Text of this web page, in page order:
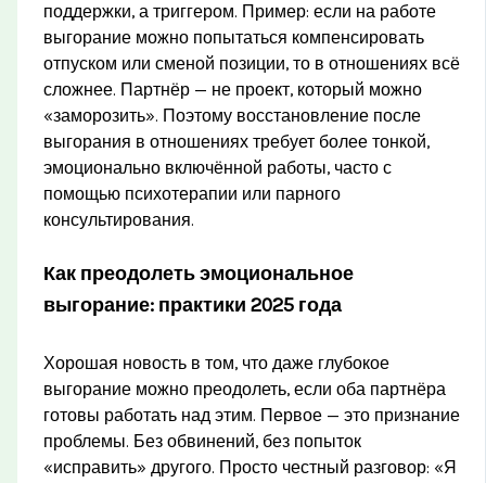
поддержки, а триггером. Пример: если на работе
выгорание можно попытаться компенсировать
отпуском или сменой позиции, то в отношениях всё
сложнее. Партнёр — не проект, который можно
«заморозить». Поэтому восстановление после
выгорания в отношениях требует более тонкой,
эмоционально включённой работы, часто с
помощью психотерапии или парного
консультирования.
Как преодолеть эмоциональное
выгорание: практики 2025 года
Хорошая новость в том, что даже глубокое
выгорание можно преодолеть, если оба партнёра
готовы работать над этим. Первое — это признание
проблемы. Без обвинений, без попыток
«исправить» другого. Просто честный разговор: «Я